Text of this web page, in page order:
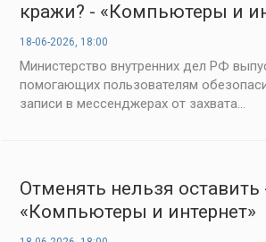
кражи? - «Компьютеры и
18-06-2026, 18:00
Министерство внутренних дел РФ
помогающих пользователям
записи в мессенджерах от захвата...
Отменять нельзя оставить
«Компьютеры и интернет»